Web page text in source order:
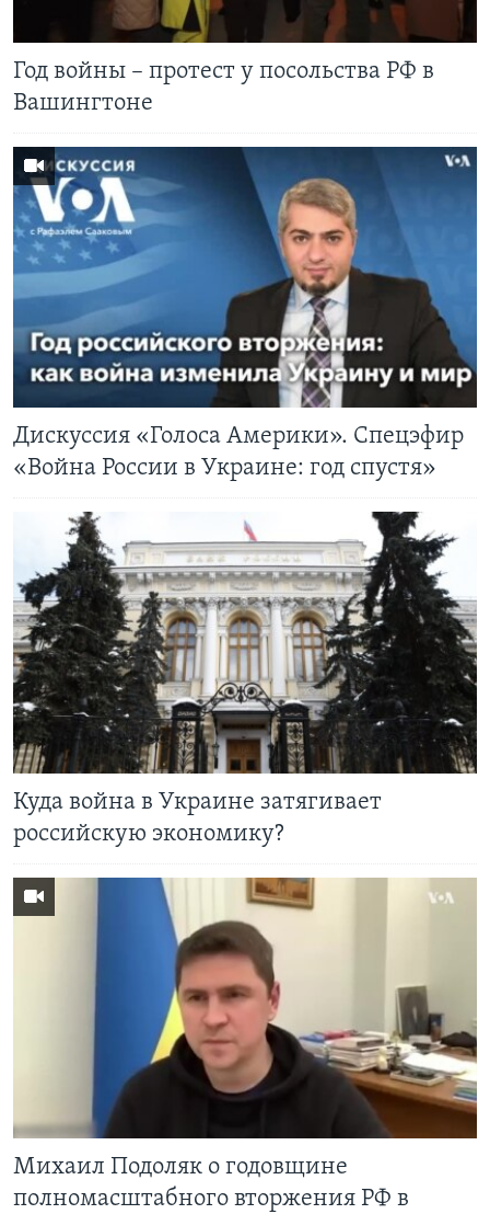
Год войны – протест у посольства РФ в
Вашингтоне
Дискуссия «Голоса Америки». Спецэфир
«Война России в Украине: год спустя»
Куда война в Украине затягивает
российскую экономику?
Михаил Подоляк о годовщине
полномасштабного вторжения РФ в